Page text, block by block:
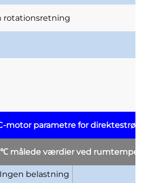
rotationsretning
motor parametre for
℃ målede værdier ved
Ingen belastning